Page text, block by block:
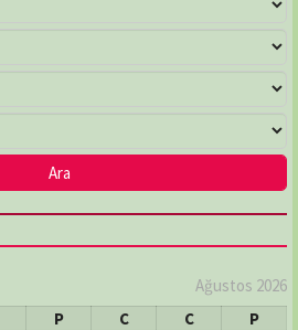
Ağustos 2026
P C C
P